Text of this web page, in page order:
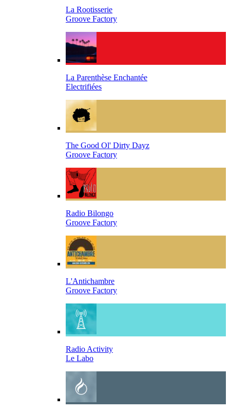
La Rootisserie
Groove Factory
La Parenthèse Enchantée
Electrifiées
The Good Ol' Dirty Dayz
Groove Factory
Radio Bilongo
Groove Factory
L'Antichambre
Groove Factory
Radio Activity
Le Labo